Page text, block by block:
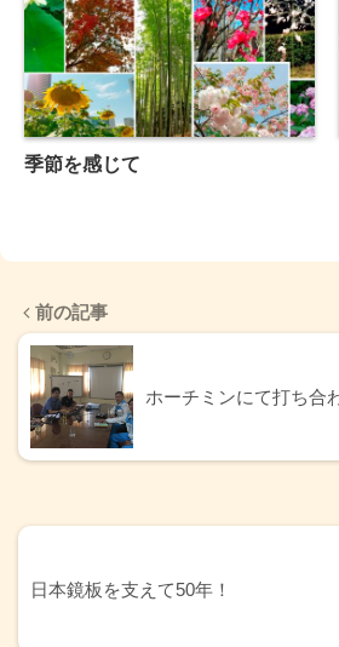
季節を感じて
前の記事
ホーチミンにて打ち合
日本鏡板を支えて50年！